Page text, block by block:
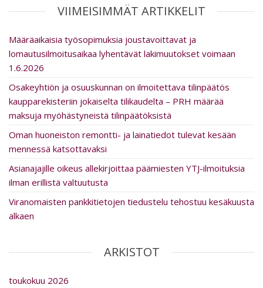
VIIMEISIMMÄT ARTIKKELIT
Määräaikaisia työsopimuksia joustavoittavat ja
lomautusilmoitusaikaa lyhentävät lakimuutokset voimaan
1.6.2026
Osakeyhtiön ja osuuskunnan on ilmoitettava tilinpäätös
kaupparekisteriin jokaiselta tilikaudelta – PRH määrää
maksuja myöhästyneistä tilinpäätöksistä
Oman huoneiston remontti- ja lainatiedot tulevat kesään
mennessä katsottavaksi
Asia­na­ja­jille oikeus al­le­kir­joit­taa päämiesten YTJ-ilmoituksia
ilman erillistä valtuutusta
Viranomaisten pankkitietojen tiedustelu tehostuu kesäkuusta
alkaen
ARKISTOT
toukokuu 2026